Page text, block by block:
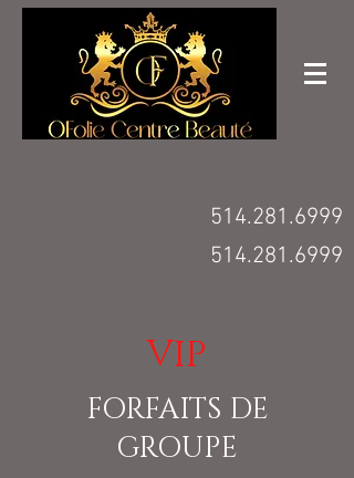
514.281.6999
514.281.6999
VIP
FORFAITS DE
GROUPE